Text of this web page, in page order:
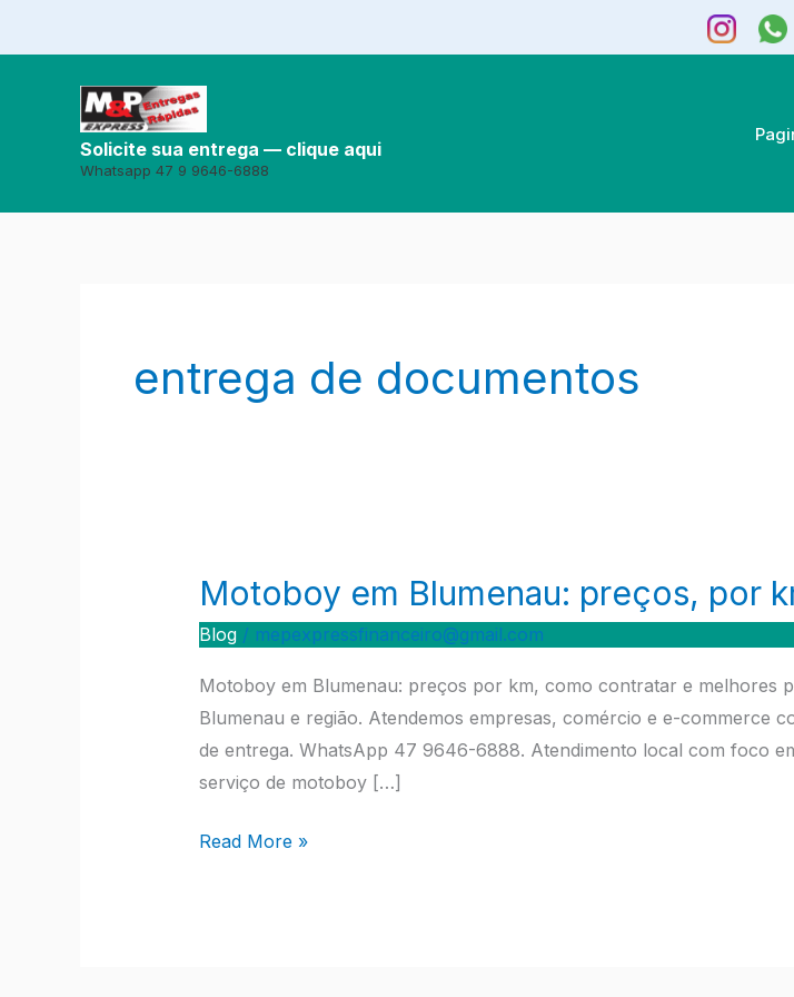
Solicite sua entrega — clique aqui
Whatsapp 47 9 9646-6888
entrega de documentos
Motoboy em Blumenau: preços, por
Blog/ mepexpressfinanceiro@gmail.com
Motoboy em Blumenau: preços por km, como contratar e melhores
Blumenau e região. Atendemos empresas, comércio e e-commerce
de entrega. WhatsApp 47 9646-6888. Atendimento local com foco
serviço de motoboy […]
Motoboy
em
Blumenau:
preços,
por
km,
diária,
contratar
Read More »